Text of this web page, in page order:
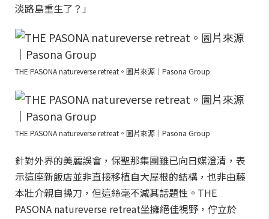
淡路島重生了？」
THE PASONA natureverse retreat。圖片來源｜Pasona Group
THE PASONA natureverse retreat。圖片來源｜Pasona Group
針對外界的美麗誤會，保聖那集團雖已向日媒澄清，表
示這座新飯店並非直接移植自大屋根的結構，也非由藤
本壯介親自操刀，但這絲毫不減其話題性。THE
PASONA natureverse retreat坐擁絕佳視野，佇立於